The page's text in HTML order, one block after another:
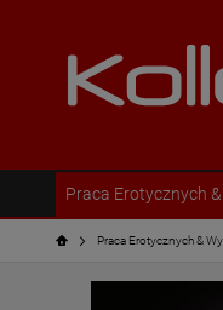
Praca Erotycznych
Praca Erotycznych &